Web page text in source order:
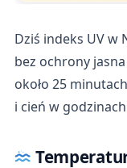
Dziś indeks UV w
bez ochrony
około 25
i cień w